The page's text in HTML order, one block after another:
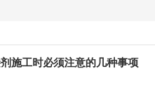
施工时必须注意的几种事项